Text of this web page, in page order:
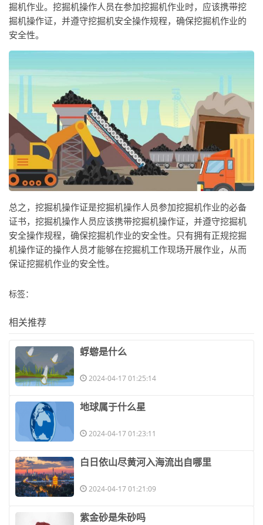
掘机作业。挖掘机操作人员在参加挖掘机作业时，应该携带挖
掘机操作证，并遵守挖掘机安全操作规程，确保挖掘机作业的
安全性。
总之，挖掘机操作证是挖掘机操作人员参加挖掘机作业的必备
证书，挖掘机操作人员应该携带挖掘机操作证，并遵守挖掘机
安全操作规程，确保挖掘机作业的安全性。只有拥有正规挖掘
机操作证的操作人员才能够在挖掘机工作现场开展作业，从而
保证挖掘机作业的安全性。
标签：
相关推荐
​蜉蝣是什么
2024-04-17 01:25:14
​地球属于什么星
2024-04-17 01:23:11
​白日依山尽黄河入海流出自哪里
2024-04-17 01:21:09
​紫金砂是朱砂吗